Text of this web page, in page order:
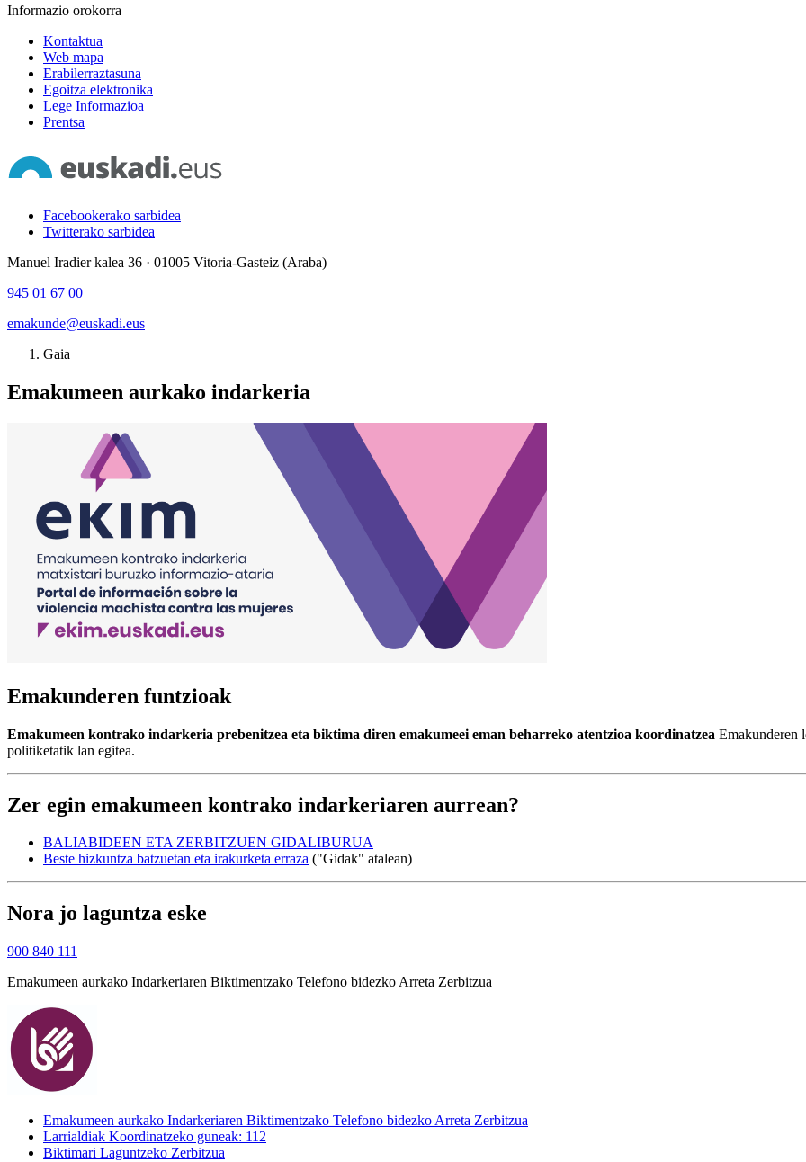
Informazio orokorra
Kontaktua
Web mapa
Erabilerraztasuna
Egoitza elektronika
Lege Informazioa
Prentsa
Facebookerako sarbidea
Twitterako sarbidea
Manuel Iradier kalea 36 · 01005 Vitoria-Gasteiz (Araba)
945 01 67 00
emakunde@euskadi.eus
Gaia
Emakumeen aurkako indarkeria
Emakunderen funtzioak
Emakumeen kontrako indarkeria prebenitzea eta biktima diren emakumeei eman beharreko atentzioa koordinatzea Emakunderen
politiketatik lan egitea.
Zer egin emakumeen kontrako indarkeriaren aurrean?
BALIABIDEEN ETA ZERBITZUEN GIDALIBURUA
Beste hizkuntza batzuetan eta irakurketa erraza ("Gidak" atalean)
Nora jo laguntza eske
900 840 111
Emakumeen aurkako Indarkeriaren Biktimentzako Telefono bidezko Arreta Zerbitzua
Emakumeen aurkako Indarkeriaren Biktimentzako Telefono bidezko Arreta Zerbitzua
Larrialdiak Koordinatzeko guneak: 112
Biktimari Laguntzeko Zerbitzua